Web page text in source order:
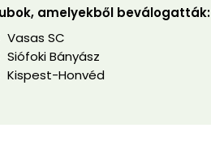
amelyekből beválogatták:
Vasas SC
Siófoki Bányász
Kispest-Honvéd